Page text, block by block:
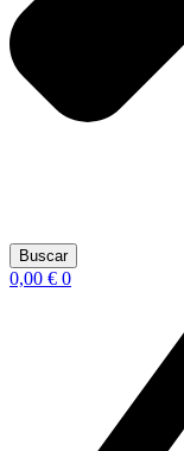
Buscar
0,00 € 0